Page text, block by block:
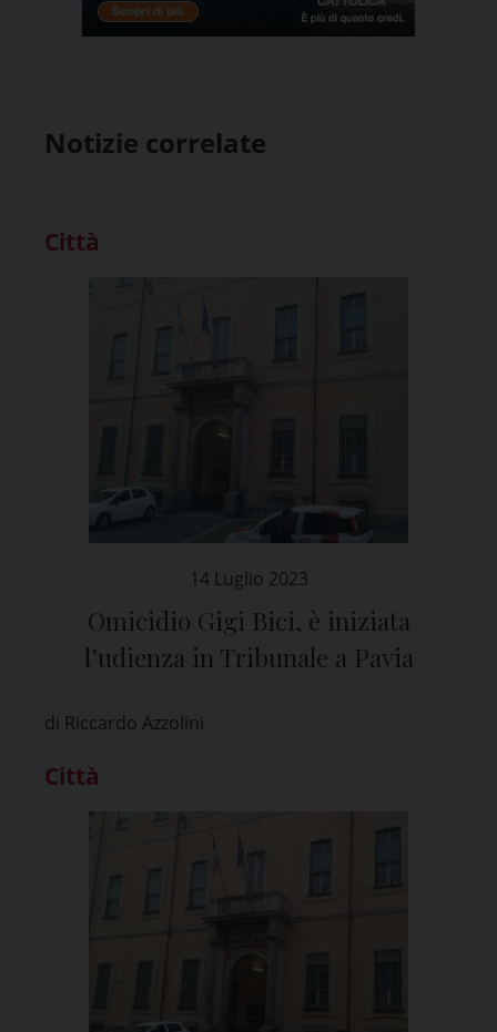
Notizie correlate
Città
14 Luglio 2023
Omicidio Gigi Bici, è iniziata
l’udienza in Tribunale a Pavia
di Riccardo Azzolini
Città